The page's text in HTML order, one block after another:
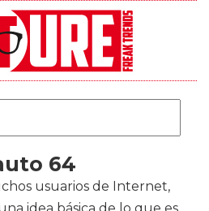
64
usuarios de Internet,